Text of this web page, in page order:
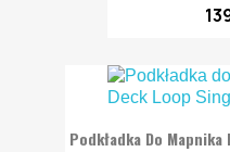
Podkładka Do